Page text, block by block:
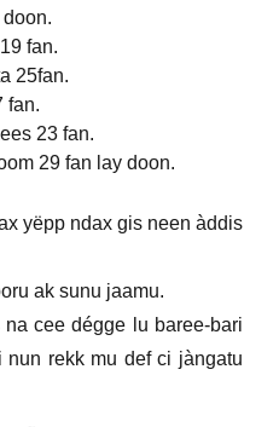
fan.
25fan.
fan.
23 fan.
29 fan lay doon.
yëpp ndax gis neen àddis
ak sunu jaamu.
cee dégge lu baree-bari
rekk mu def ci jàngatu